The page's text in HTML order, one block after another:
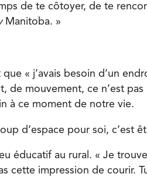
de te côtoyer, de te
Manitoba. »
« j’avais besoin d’un
mouvement, ce n’est pas
à ce moment de notre vie.
d’espace pour soi, c’est
éducatif au rural. « Je
cette impression de courir.